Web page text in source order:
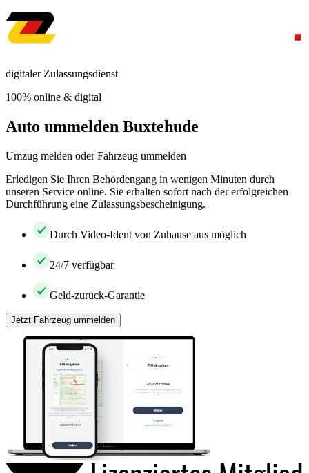
digitaler Zulassungsdienst
100% online & digital
Auto ummelden Buxtehude
Umzug melden oder Fahrzeug ummelden
Erledigen Sie Ihren Behördengang in wenigen Minuten durch
unseren Service online. Sie erhalten sofort nach der erfolgreichen
Durchführung eine Zulassungsbescheinigung.
Durch Video-Ident von Zuhause aus möglich
24/7 verfügbar
Geld-zurück-Garantie
Jetzt Fahrzeug ummelden